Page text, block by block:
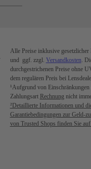
Alle Preise inklusive
und ggf. zzgl. Versandkosten .
durchgestrichenen Preise ohne
dem regulären Preis bei
¹Aufgrund von Einschränkungen
Zahlungsart Rechnung nicht
²Detaillierte Informationen und
Garantiebedingungen zur Geld-
von Trusted Shops finden Sie auf